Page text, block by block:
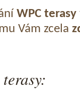
WPC terasy
Vám zcela